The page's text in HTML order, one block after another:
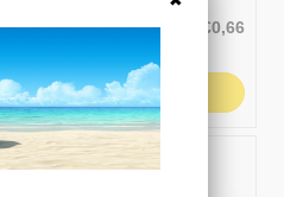
Άμεσαδιαθέσιμο €0,66
ΑΓΟΡΆ